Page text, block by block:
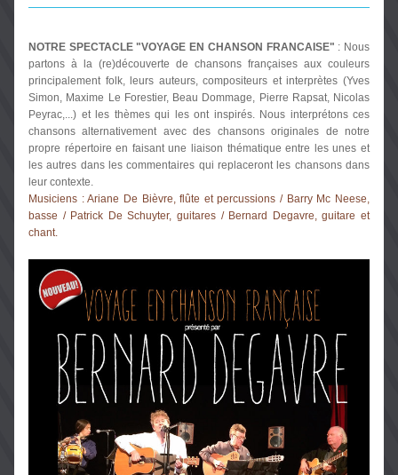
NOTRE SPECTACLE "VOYAGE EN CHANSON FRANCAISE" : Nous
partons à la (re)découverte de chansons françaises aux couleurs
principalement folk, leurs auteurs, compositeurs et interprètes (Yves
Simon, Maxime Le Forestier, Beau Dommage, Pierre Rapsat, Nicolas
Peyrac,...) et les thèmes qui les ont inspirés. Nous interprétons ces
chansons alternativement avec des chansons originales de notre
propre répertoire en faisant une liaison thématique entre les unes et
les autres dans les commentaires qui replaceront les chansons dans
leur contexte.
Musiciens : Ariane De Bièvre, flûte et percussions / Barry Mc Neese,
basse / Patrick De Schuyter, guitares / Bernard Degavre, guitare et
chant.